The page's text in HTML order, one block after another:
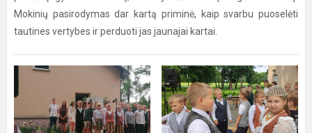
Mokinių pasirodymas dar kartą priminė, kaip svarbu puoselėti
tautines vertybes ir perduoti jas jaunajai kartai.